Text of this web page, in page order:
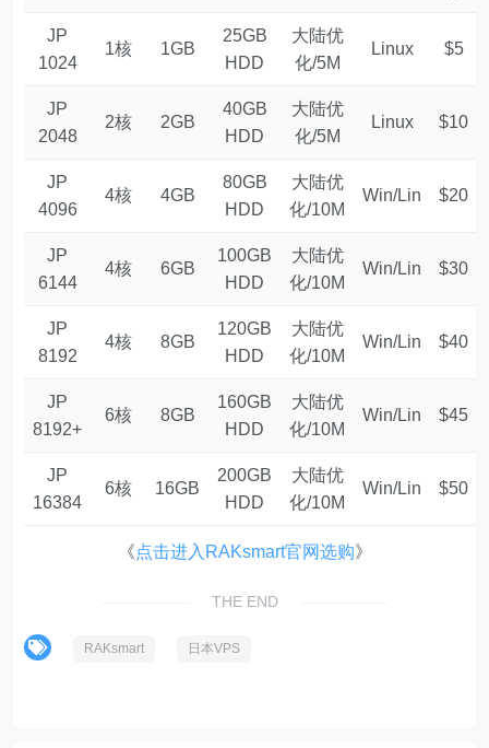
JP
1024
1核 1GB
25GB
HDD
大陆优
化/5M
Linux $5
JP
2048
2核 2GB
40GB
HDD
大陆优
化/5M
Linux $10
JP
4096
4核 4GB
80GB
HDD
大陆优
化/10M
Win/Lin $20
JP
6144
4核 6GB
100GB
HDD
大陆优
化/10M
Win/Lin $30
JP
8192
4核 8GB
120GB
HDD
大陆优
化/10M
Win/Lin $40
JP
8192+
6核 8GB
160GB
HDD
大陆优
化/10M
Win/Lin $45
JP
16384
6核 16GB
200GB
HDD
大陆优
化/10M
Win/Lin $50
《点击进入RAKsmart官网选购》
THE END
RAKsmart 日本VPS